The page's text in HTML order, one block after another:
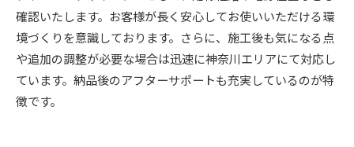
確認いたします。お客様が長く安心してお使いいただける環
境づくりを意識しております。さらに、施工後も気になる点
や追加の調整が必要な場合は迅速に神奈川エリアにて対応し
ています。納品後のアフターサポートも充実しているのが特
徴です。